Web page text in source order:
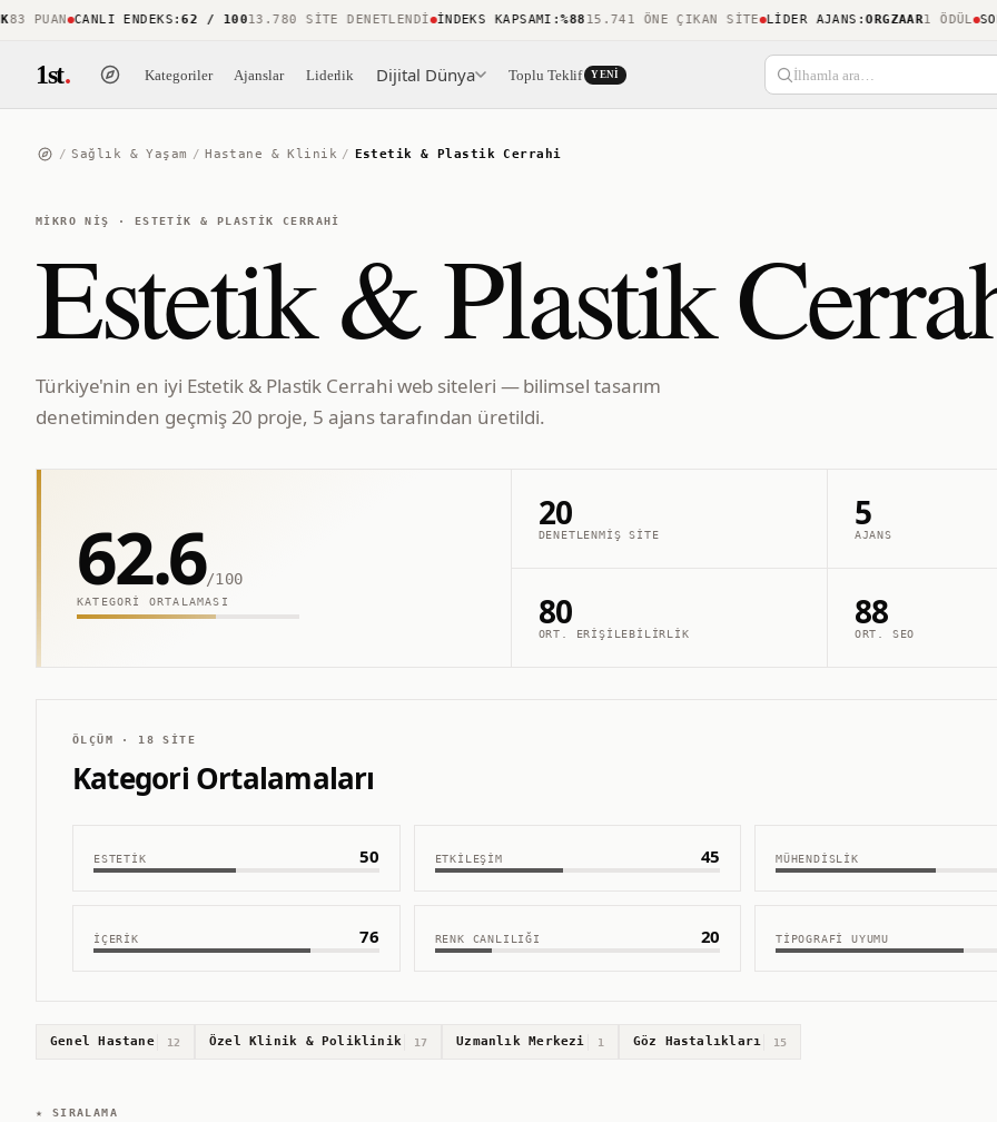
CANLI ENDEKS:62 / 100 13.780 SITE DENETLENDI İNDEKS KAPSAMI:%8815.741 ÖNE ÇIKAN SITE LIDER AJANS:ORGZAAR1 ÖDÜL SON
1st. Kategoriler Ajanslar Liderlik Dijital Dünya Toplu Teklif YENI İlhamla ara…
/ Sağlık & Yaşam / Hastane & Klinik / Estetik & Plastik Cerrahi
MIKRO NIŞ · ESTETIK & PLASTIK CERRAHI
Estetik & Plastik
Türkiye'nin en iyi Estetik & Plastik Cerrahi web siteleri — bilimsel tasarım
denetiminden geçmiş 20 proje, 5 ajans tarafından üretildi.
62.6/100
KATEGORI ORTALAMASI
20
DENETLENMIŞ SITE
5
AJANS
80
ORT. ERIŞILEBILIRLIK
88
ORT. SEO
ÖLÇÜM · 18 SITE
Kategori Ortalamaları
ESTETIK 50 ETKILEŞIM 45 MÜHENDISLIK
İÇERIK 76 RENK CANLILIĞI 20 TIPOGRAFI UYUMU
Genel Hastane 12 Özel Klinik & Poliklinik 17 Uzmanlık Merkezi 1 Göz Hastalıkları 15
★ SIRALAMA